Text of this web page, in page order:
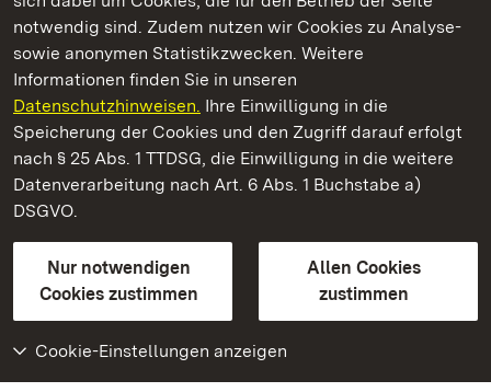
notwendig sind. Zudem nutzen wir Cookies zu Analyse-
sowie anonymen Statistikzwecken. Weitere
Informationen finden Sie in unseren
Datenschutzhinweisen. Ihre Einwilligung in die
Speicherung der Cookies und den Zugriff darauf erfolgt
nach § 25 Abs. 1 TTDSG, die Einwilligung in die weitere
Datenverarbeitung nach Art. 6 Abs. 1 Buchstabe a)
DSGVO.
Nur notwendigen
Cookies zustimmen
Allen Cookies
zustimmen
Cookie-Einstellungen anzeigen
Residenzschloss Mergentheim
Staatliche Schlösser und Gärten Baden-Württemberg
Kontakt
GebärdenspracheLeichte Sprache
Erklärung zur Barrierefreiheit
BITV-konform (geprüfte Seiten)
Weiteres